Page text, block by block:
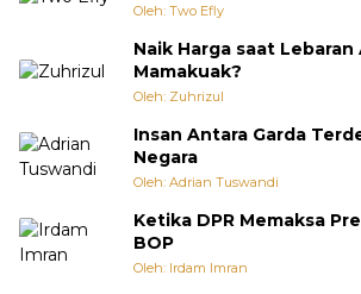
Oleh: Two Efly
Naik Harga saat Lebaran
Mamakuak?
Oleh: Zuhrizul
Insan Antara Garda
Negara
Oleh: Adrian Tuswandi
Ketika DPR Memaksa
BOP
Oleh: Irdam Imran